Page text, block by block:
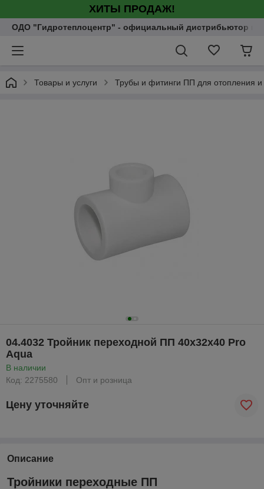
ХИТЫ ПРОДАЖ!
ОДО "Гидротеплоцентр" - официальный дистрибьютор
Товары и услуги Трубы и фитинги ПП для отопления
04.4032 Тройник переходной ПП 40х32х40 Pro
Aqua
В наличии
Код: 2275580
Опт и розница
Цену уточняйте
Описание
Тройники переходные ПП